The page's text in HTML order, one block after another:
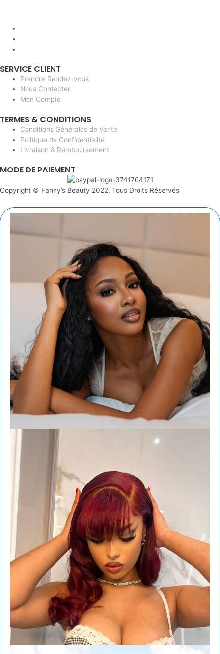
SERVICE CLIENT
Prendre Rendez-vous
Nous Contacter
Mon Compte
TERMES & CONDITIONS
Conditions Générales de Vente
Politique de Confidentialité
Livraison & Remboursement
MODE DE PAIEMENT
Copyright © Fanny’s Beauty 2022. Tous Droits Réservés